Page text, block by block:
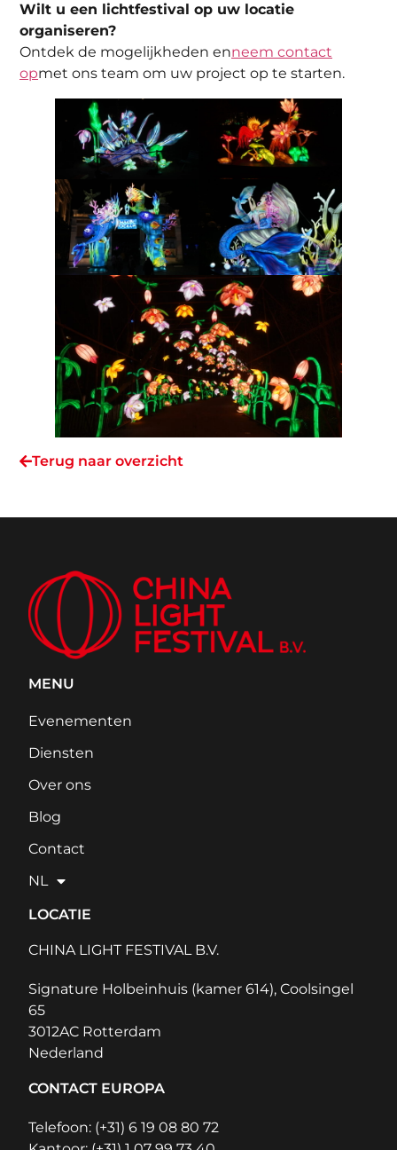
Wilt u een lichtfestival op uw locatie
organiseren?
Ontdek de mogelijkheden enneem contact
opmet ons team om uw project op te starten.
Terug naar overzicht
MENU
Evenementen
Diensten
Over ons
Blog
Contact
NL
LOCATIE
CHINA LIGHT FESTIVAL B.V.
Signature Holbeinhuis (kamer 614), Coolsingel
65
3012AC Rotterdam
Nederland
CONTACT EUROPA
Telefoon: (+31) 6 19 08 80 72